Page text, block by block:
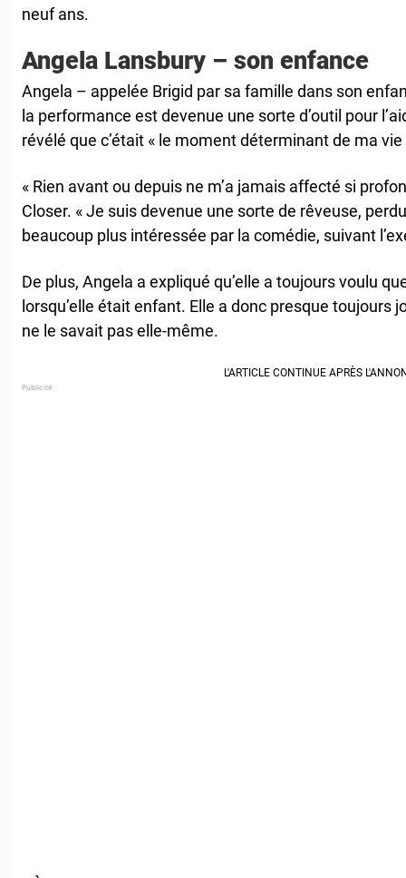
neuf ans.
Angela Lansbury – son enfance
Angela – appelée Brigid par sa famille dans son
la performance est devenue une sorte d’outil pour
révélé que c’était « le moment déterminant de ma vie
« Rien avant ou depuis ne m’a jamais affecté si
Closer. « Je suis devenue une sorte de rêveuse,
beaucoup plus intéressée par la comédie, suivant
De plus, Angela a expliqué qu’elle a toujours voulu
lorsqu’elle était enfant. Elle a donc presque toujours
ne le savait pas elle-même.